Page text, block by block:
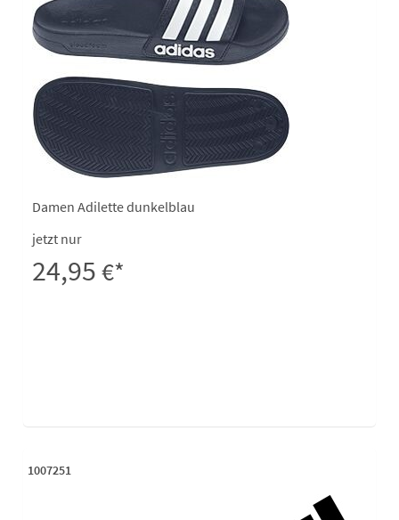
Damen Adilette dunkelblau
jetzt nur
24,95€*
1007251